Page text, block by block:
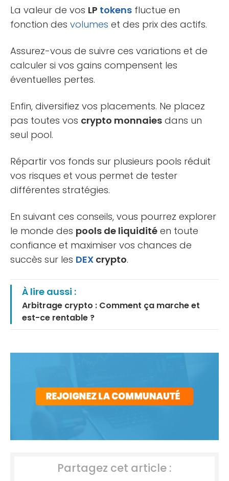
La valeur de vos LP tokens fluctue en
fonction des volumes et des prix des actifs.
Assurez-vous de suivre ces variations et de
calculer si vos gains compensent les
éventuelles pertes.
Enfin, diversifiez vos placements. Ne placez
pas toutes vos crypto monnaies dans un
seul pool.
Répartir vos fonds sur plusieurs pools réduit
vos risques et vous permet de tester
différentes stratégies.
En suivant ces conseils, vous pourrez explorer
le monde des pools de liquidité en toute
confiance et maximiser vos chances de
succès sur les DEX crypto.
À lire aussi :
Arbitrage crypto : Comment ça marche et
est-ce rentable ?
Partagez cet article :